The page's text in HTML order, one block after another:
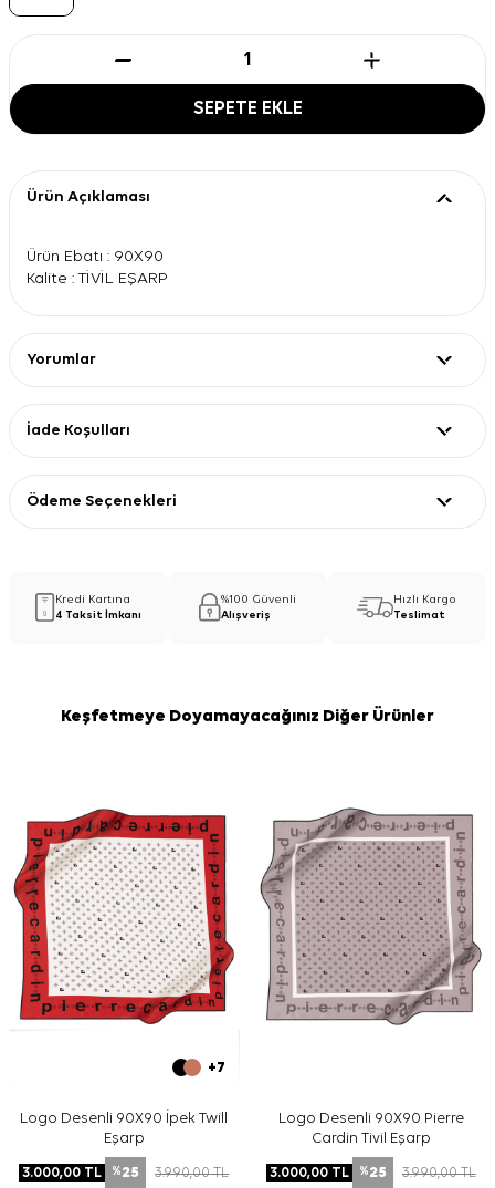
SEPETE EKLE
Ürün Açıklaması
Ürün Ebatı : 90X90
Kalite : TİVİL EŞARP
Yorumlar
İade Koşulları
Ödeme Seçenekleri
Kredi Kartına
4 Taksit İmkanı
%100 Güvenli
Alışveriş
Hızlı Kargo
Teslimat
Keşfetmeye Doyamayacağınız Diğer Ürünler
+7
Logo Desenli 90X90 İpek Twill
Eşarp
3.000,00 TL %25 3.990,00TL
Logo Desenli 90X90 Pierre
Cardin Tivil Eşarp
3.000,00TL %25 3.990,00TL